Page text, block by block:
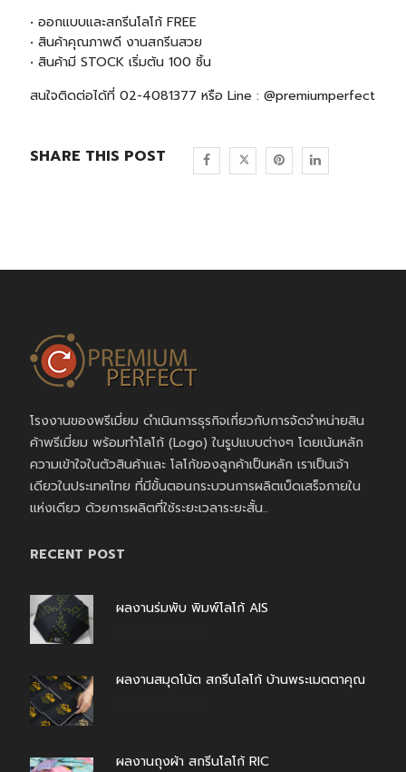
• ออกแบบและสกรีนโลโก้ FREE
• สินค้าคุณภาพดี งานสกรีนสวย
• สินค้ามี STOCK เริ่มต้น 100 ชิ้น
สนใจติดต่อได้ที่ 02-4081377 หรือ Line : @premiumperfect
SHARE THIS POST
โรงงานของพรีเมี่ยม ดำเนินการธุรกิจเกี่ยวกับการจัดจำหน่ายสิน
ค้าพรีเมี่ยม พร้อมทำโลโก้ (Logo) ในรูปแบบต่างๆ โดยเน้นหลัก
ความเข้าใจในตัวสินค้าและ โลโก้ของลูกค้าเป็นหลัก เราเป็นเจ้า
เดียวในประเทศไทย ที่มีขั้นตอนกระบวนการผลิตเบ็ดเสร็จภายใน
แห่งเดียว ด้วยการผลิตที่ใช้ระยะเวลาระยะสั้น..
RECENT POST
ผลงานร่มพับ พิมพ์โลโก้ AIS
ผลงานสมุดโน้ต สกรีนโลโก้ บ้านพระเมตตาคุณ
ผลงานถุงผ้า สกรีนโลโก้ RIC